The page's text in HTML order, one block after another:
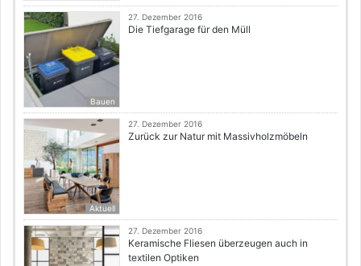
Bauen
27. Dezember 2016
Die Tiefgarage für den Müll
Aktuell
27. Dezember 2016
Zurück zur Natur mit Massivholzmöbeln
27. Dezember 2016
Keramische Fliesen überzeugen auch in
textilen Optiken